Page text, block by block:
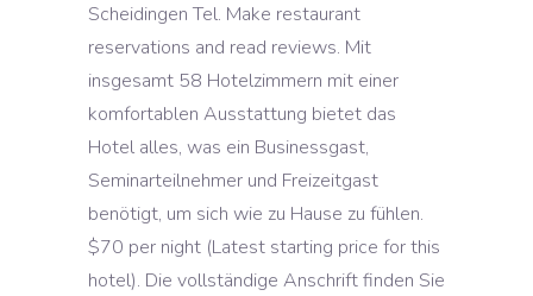
Scheidingen Tel. Make restaurant
reservations and read reviews. Mit
insgesamt 58 Hotelzimmern mit einer
komfortablen Ausstattung bietet das
Hotel alles, was ein Businessgast,
Seminarteilnehmer und Freizeitgast
benötigt, um sich wie zu Hause zu fühlen.
$70 per night (Latest starting price for this
hotel). Die vollständige Anschrift finden Sie